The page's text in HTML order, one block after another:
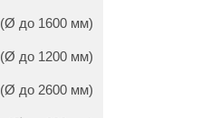
(Ø до 1600 мм)
(Ø до 1200 мм)
(Ø до 2600 мм)